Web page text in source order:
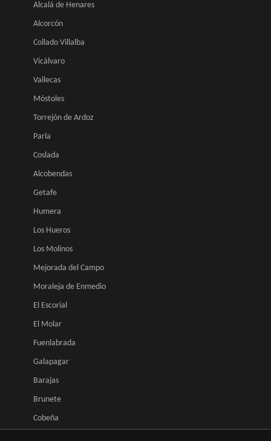
Alcalá de Henares
Alcorcón
Collado Villalba
Vicálvaro
Vallecas
Móstoles
Torrejón de Ardoz
Parla
Coslada
Alcobendas
Getafe
Humera
Los Hueros
Los Molinos
Mejorada del Campo
Moraleja de Enmedio
El Escorial
El Molar
Fuenlabrada
Galapagar
Barajas
Brunete
Cobeña